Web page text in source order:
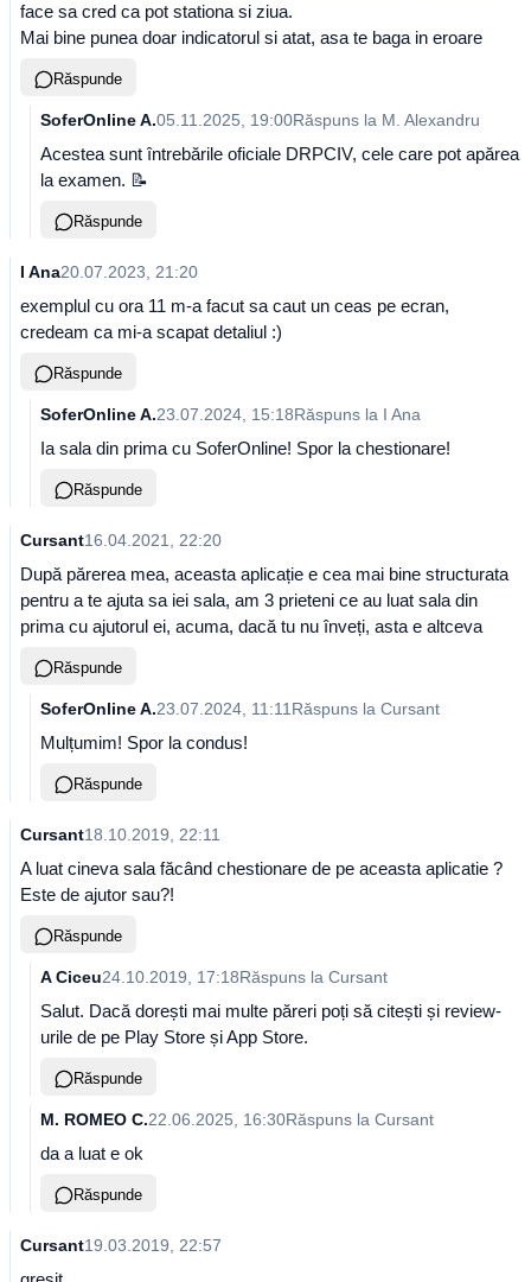
face sa cred ca pot stationa si ziua.
Mai bine punea doar indicatorul si atat, asa te baga in eroare
Răspunde
SoferOnline A.05.11.2025, 19:00Răspuns la M. Alexandru
Acestea sunt întrebările oficiale DRPCIV, cele care pot apărea
la examen. 📝
Răspunde
I Ana20.07.2023, 21:20
exemplul cu ora 11 m-a facut sa caut un ceas pe ecran,
credeam ca mi-a scapat detaliul :)
Răspunde
SoferOnline A.23.07.2024, 15:18Răspuns la I Ana
Ia sala din prima cu SoferOnline! Spor la chestionare!
Răspunde
Cursant16.04.2021, 22:20
După părerea mea, aceasta aplicație e cea mai bine structurata
pentru a te ajuta sa iei sala, am 3 prieteni ce au luat sala din
prima cu ajutorul ei, acuma, dacă tu nu înveți, asta e altceva
Răspunde
SoferOnline A.23.07.2024, 11:11 Răspuns la Cursant
Mulțumim! Spor la condus!
Răspunde
Cursant18.10.2019, 22:11
A luat cineva sala făcând chestionare de pe aceasta aplicatie ?
Este de ajutor sau?!
Răspunde
A Ciceu24.10.2019, 17:18Răspuns la Cursant
Salut. Dacă dorești mai multe păreri poți să citești și review-
urile de pe Play Store și App Store.
Răspunde
M. ROMEO C.22.06.2025, 16:30Răspuns la Cursant
da a luat e ok
Răspunde
Cursant19.03.2019, 22:57